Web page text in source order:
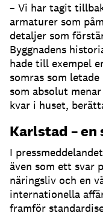
– Vi har tagit
armaturer som
detaljer som
Byggnadens
hade till exempel
somras som
som absolut
kvar i huset,
Karlstad –
I
även som ett svar
näringsliv och en
internationella
framför